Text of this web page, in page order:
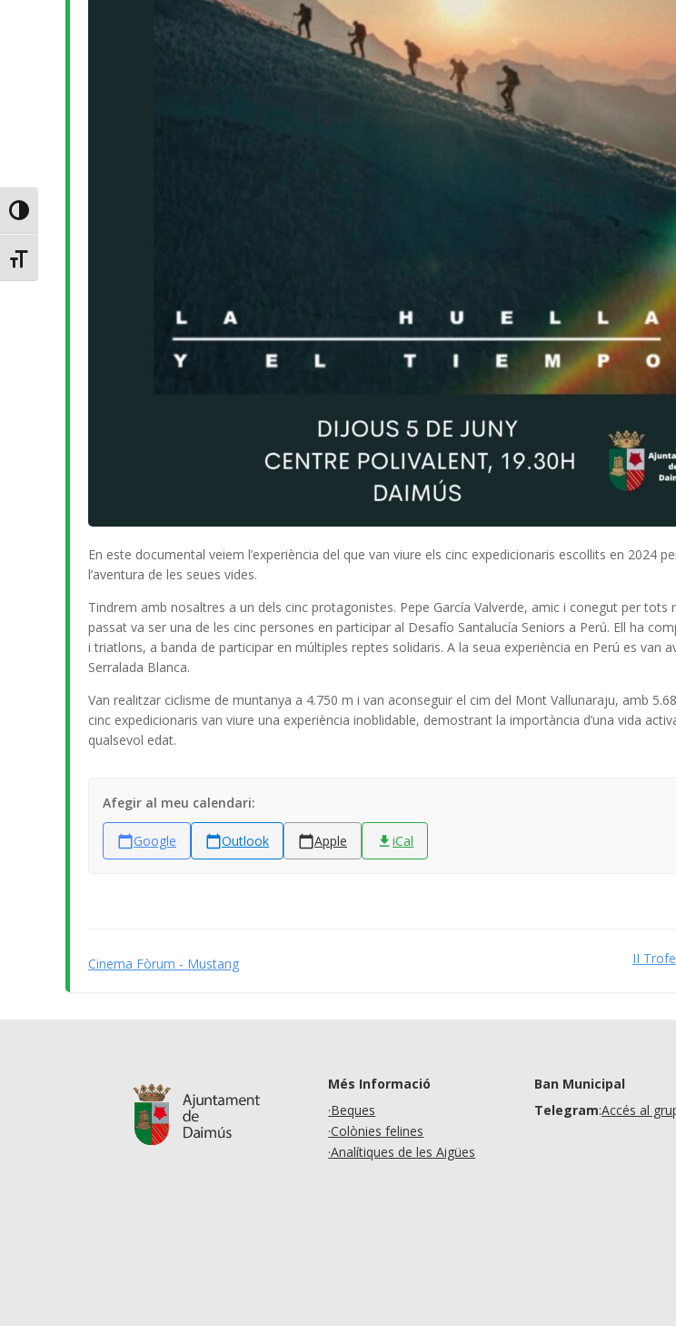
Toggle High Contrast
Toggle Font size
En este documental veiem l’experiència del que van viure els cinc expedicionaris escollits en 2024
l’aventura de les seues vides.
Tindrem amb nosaltres a un dels cinc protagonistes. Pepe García Valverde, amic i conegut per tots
passat va ser una de les cinc persones en participar al Desafío Santalucía Seniors a Perú. Ell ha
i triatlons, a banda de participar en múltiples reptes solidaris. A la seua experiència en Perú es van
Serralada Blanca.
Van realitzar ciclisme de muntanya a 4.750 m i van aconseguir el cim del Mont Vallunaraju, amb
cinc expedicionaris van viure una experiència inoblidable, demostrant la importància d’una vida
qualsevol edat.
Afegir al meu calendari:
Google Outlook Apple iCal
Cinema Fòrum - Mustang II
Més Informació
·Beques
·Colònies felines
·Analítiques de les Aigües
Ban Municipal
Telegram:Accés al